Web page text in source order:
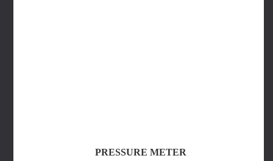
PRESSURE METER